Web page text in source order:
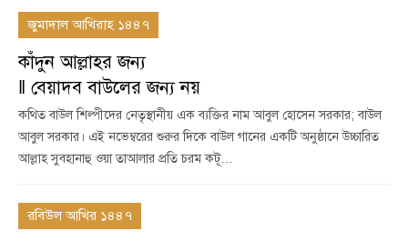
জুমাদাল আখিরাহ ১৪৪৭
কাঁদুন আল্লাহর জন্য
‖ বেয়াদব বাউলের জন্য নয়
কথিত বাউল শিল্পীদের নেতৃস্থানীয় এক ব্যক্তির নাম আবুল হোসেন সরকার; বাউল
আবুল সরকার। এই নভেম্বরের শুরুর দিকে বাউল গানের একটি অনুষ্ঠানে উচ্চারিত
আল্লাহ সুবহানাহু ওয়া তাআলার প্রতি চরম কটূ…
রবিউল আখির ১৪৪৭